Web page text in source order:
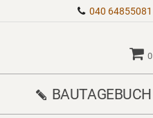
040 64855081
0
BAUTAGEBUCH